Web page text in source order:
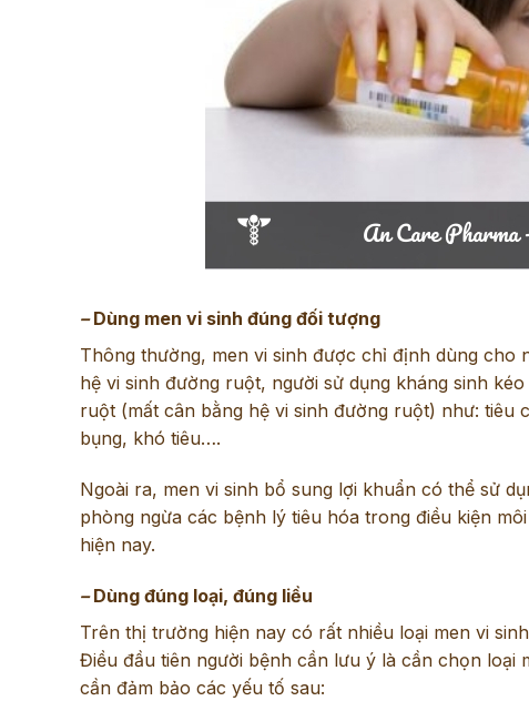
–Dùng men vi sinh đúng đối tượng
Thông thường, men vi sinh được chỉ định dùng cho
hệ vi sinh đường ruột, người sử dụng kháng sinh
ruột (mất cân bằng hệ vi sinh đường ruột) như: tiêu
bụng, khó tiêu….
Ngoài ra, men vi sinh bổ sung lợi khuẩn có thể sử
phòng ngừa các bệnh lý tiêu hóa trong điều kiện
hiện nay.
–Dùng đúng loại, đúng liều
Trên thị trường hiện nay có rất nhiều loại men vi
Điều đầu tiên người bệnh cần lưu ý là cần chọn loại
cần đảm bảo các yếu tố sau: